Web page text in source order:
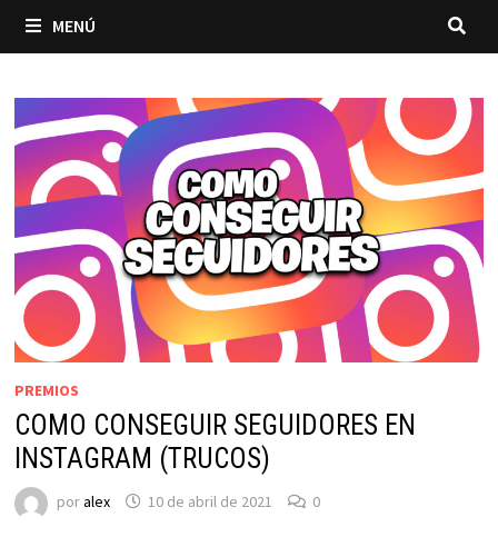
MENÚ
PREMIOS
COMO CONSEGUIR SEGUIDORES EN
INSTAGRAM (TRUCOS)
poralex 10 de abril de 2021 0